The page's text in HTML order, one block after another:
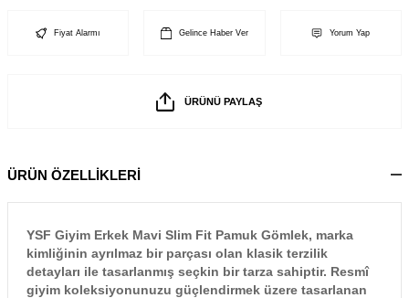
Fiyat Alarmı Gelince Haber Ver Yorum Yap
ÜRÜNÜ PAYLAŞ
ÜRÜN ÖZELLİKLERİ
YSF Giyim Erkek Mavi Slim Fit Pamuk Gömlek, marka
kimliğinin ayrılmaz bir parçası olan klasik terzilik
detayları ile tasarlanmış seçkin bir tarza sahiptir. Resmî
giyim koleksiyonunuzu güçlendirmek üzere tasarlanan